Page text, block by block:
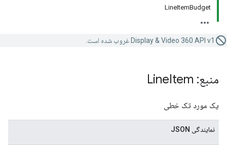
LineItemBudget
Display & Video 360 API v1 غروب شده است.
منبع: Line Item
یک مورد تک خطی
نمایندگی JSON